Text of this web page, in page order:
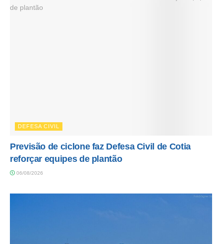
DEFESA CIVIL
Previsão de ciclone faz Defesa Civil de Cotia
reforçar equipes de plantão
06/08/2026